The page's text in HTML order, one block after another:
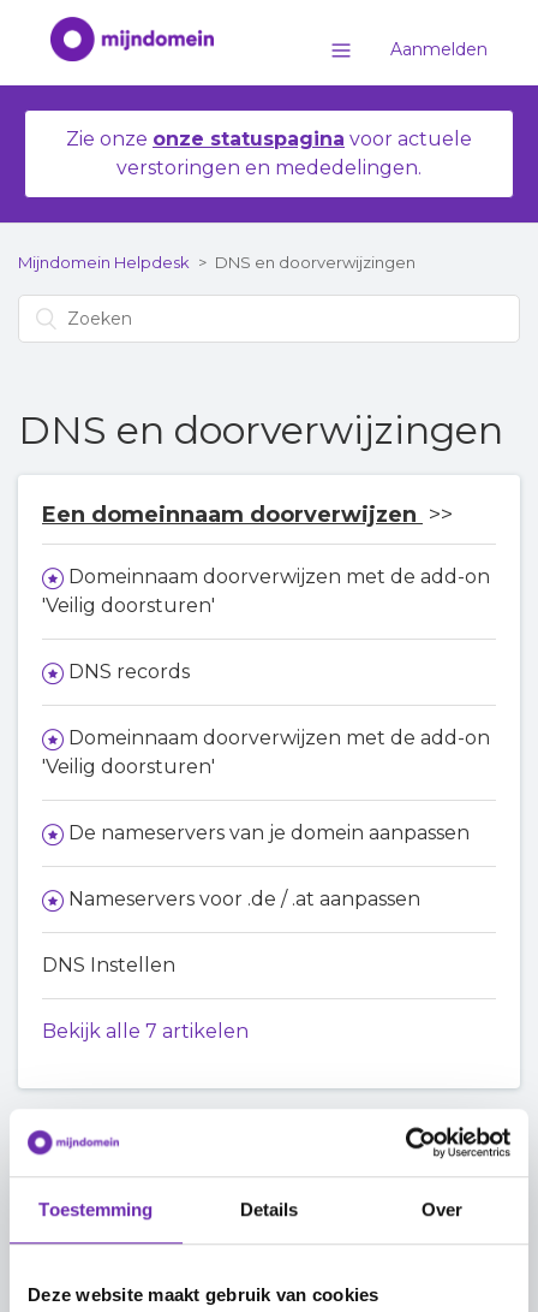
Toestemming Details Over
Deze website maakt gebruik van cookies
Aanmelden
Zie onze onze statuspagina voor actuele
verstoringen en mededelingen.
Mijndomein Helpdesk DNS en doorverwijzingen
DNS en doorverwijzingen
Een domeinnaam doorverwijzen
Domeinnaam doorverwijzen met de add-on
'Veilig doorsturen'
DNS records
Domeinnaam doorverwijzen met de add-on
'Veilig doorsturen'
De nameservers van je domein aanpassen
Nameservers voor .de / .at aanpassen
DNS Instellen
Bekijk alle 7 artikelen
Een domeinnaam koppelen
Je domeinnaam koppelen aan je